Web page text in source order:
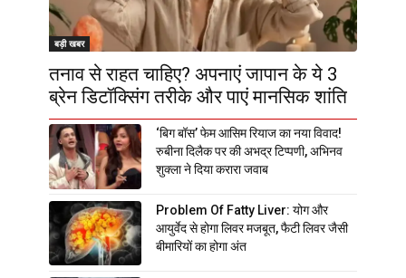
बड़ी खबर
तनाव से राहत चाहिए? अपनाएं जापान के ये 3
ब्रेन डिटॉक्सिंग तरीके और पाएं मानसिक शांति
‘बिग बॉस’ फेम आसिम रियाज का नया विवाद!
रुबीना दिलैक पर की अभद्र टिप्पणी, अभिनव
शुक्ला ने दिया करारा जवाब
Problem Of Fatty Liver: योग और
आयुर्वेद से होगा लिवर मजबूत, फैटी लिवर जैसी
बीमारियों का होगा अंत